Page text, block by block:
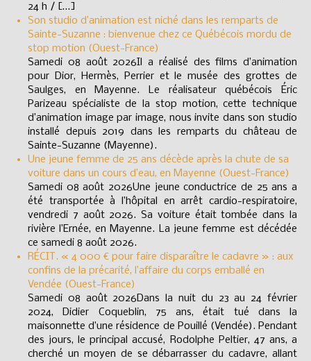
24 h / […]
Son studio d’animation est niché dans les remparts de
Sainte-Suzanne : bienvenue chez ce Québécois mordu de
stop motion (Ouest-France)
Samedi 08 août 2026Il a réalisé des films d’animation
pour Dior, Hermès, Perrier et le musée des grottes de
Saulges, en Mayenne. Le réalisateur québécois Éric
Parizeau spécialiste de la stop motion, cette technique
d’animation image par image, nous invite dans son studio
installé depuis 2019 dans les remparts du château de
Sainte-Suzanne (Mayenne).
Une jeune femme de 25 ans décède après la chute de sa
voiture dans un cours d’eau, en Mayenne (Ouest-France)
Samedi 08 août 2026Une jeune conductrice de 25 ans a
été transportée à l’hôpital en arrêt cardio-respiratoire,
vendredi 7 août 2026. Sa voiture était tombée dans la
rivière l’Ernée, en Mayenne. La jeune femme est décédée
ce samedi 8 août 2026.
RÉCIT. « 4 000 € pour faire disparaître le cadavre » : aux
confins de la précarité, l’affaire du corps emballé en
Vendée (Ouest-France)
Samedi 08 août 2026Dans la nuit du 23 au 24 février
2024, Didier Coqueblin, 75 ans, était tué dans la
maisonnette d’une résidence de Pouillé (Vendée). Pendant
des jours, le principal accusé, Rodolphe Peltier, 47 ans, a
cherché un moyen de se débarrasser du cadavre, allant